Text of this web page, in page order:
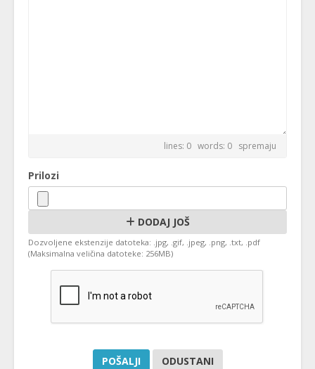
lines: 0 words: 0 spremaju
Prilozi
DODAJ JOŠ
Dozvoljene ekstenzije datoteka: .jpg, .gif, .jpeg, .png, .txt, .pdf
(Maksimalna veličina datoteke: 256MB)
ODUSTANI